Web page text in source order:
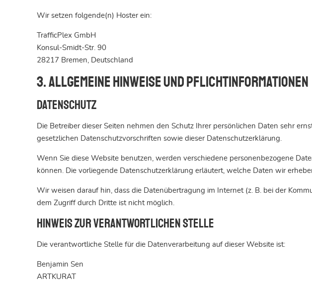
Wir setzen folgende(n) Hoster ein:
TrafficPlex GmbH
Konsul-Smidt-Str. 90
28217 Bremen, Deutschland
3. Allgemeine Hinweise und Pflicht­informationen
Datenschutz
Die Betreiber dieser Seiten nehmen den Schutz Ihrer persönlichen Daten sehr
gesetzlichen Datenschutzvorschriften sowie dieser Datenschutzerklärung.
Wenn Sie diese Website benutzen, werden verschiedene personenbezogene
können. Die vorliegende Datenschutzerklärung erläutert, welche Daten wir
Wir weisen darauf hin, dass die Datenübertragung im Internet (z. B. bei der
dem Zugriff durch Dritte ist nicht möglich.
Hinweis zur verantwortlichen Stelle
Die verantwortliche Stelle für die Datenverarbeitung auf dieser Website ist:
Benjamin Sen
ARTKURAT